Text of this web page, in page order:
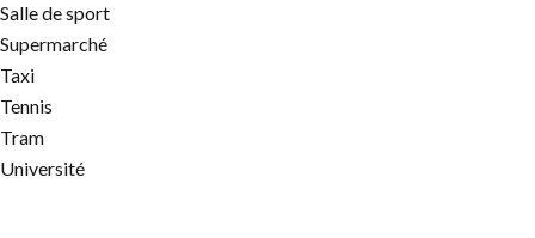
Salle de sport
Supermarché
Taxi
Tennis
Tram
Université